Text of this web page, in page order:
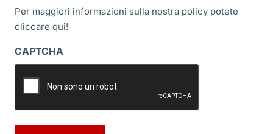
Per maggiori informazioni sulla nostra policy potete
cliccare qui!
CAPTCHA